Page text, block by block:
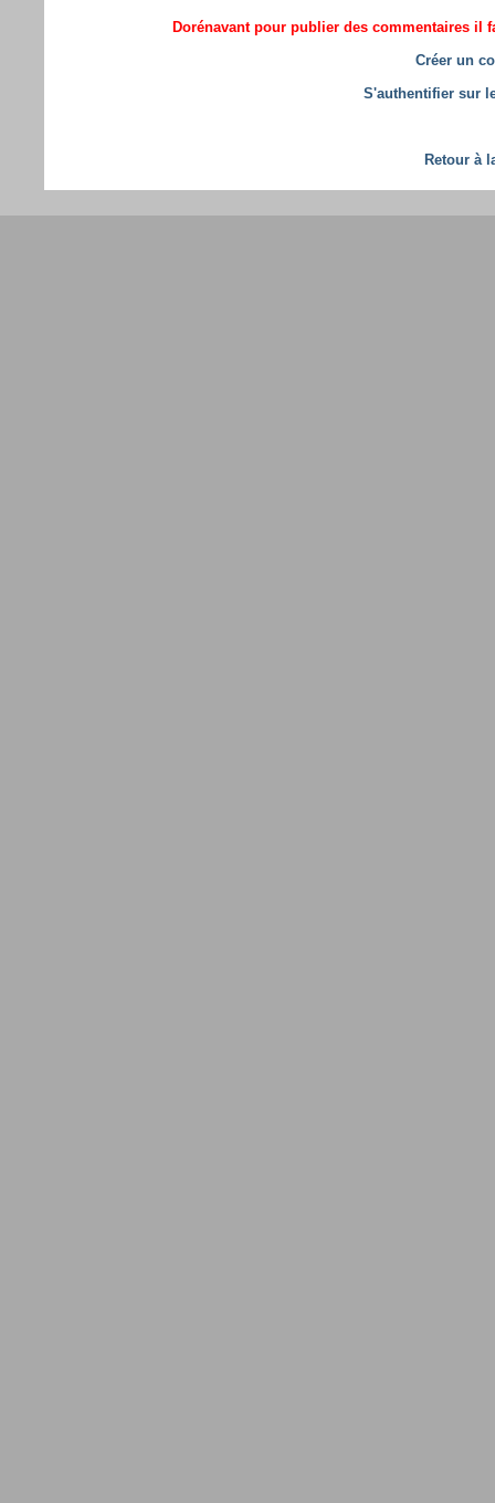
Dorénavant pour publier des commentaires il
Créer un
S'authentifier sur
Retour à